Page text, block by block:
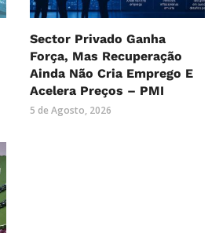
Sector Privado Ganha
Força, Mas Recuperação
Ainda Não Cria Emprego E
Acelera Preços – PMI
5 de Agosto, 2026